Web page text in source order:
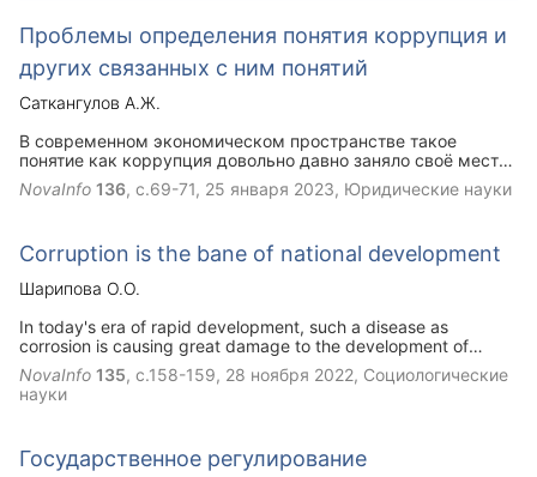
Проблемы определения понятия коррупция и
других связанных с ним понятий
Саткангулов А.Ж.
В современном экономическом пространстве такое
понятие как коррупция довольно давно заняло своё место,
как определенная категория. Важность изучения
проблемы коррупции в современном мире выражается в
человечества превратилось в негативную составляющую
исследователями даются различные трактовки коррупции.
коррупции.
NovaInfo 136, с.69-71, 25 января 2023, Юридические науки
Corruption is the bane of national development
Шарипова О.О.
In today's era of rapid development, such a disease as
corrosion is causing great damage to the development of
countries and people's security. Unfortunately, some people
unknowingly become participants in corruption. Through this
article, the attitude of the youth against such a terrible evil as
scientists.
NovaInfo 135, с.158-159, 28 ноября 2022, Социологические
науки
Государственное регулирование